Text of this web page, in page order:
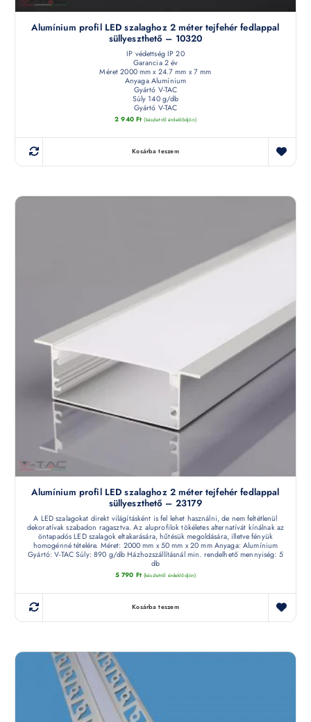
Alumínium profil LED szalaghoz 2 méter tejfehér fedlappal
süllyeszthető – 10320
IP védettség IP 20
Garancia 2 év
Méret 2000 mm x 24.7 mm x 7 mm
Anyaga Alumínium
Gyártó V-TAC
Súly 140 g/db
Gyártó V-TAC
2 940 Ft (készletről érdeklődjön)
Kosárba teszem
Alumínium profil LED szalaghoz 2 méter tejfehér fedlappal
süllyeszthető – 23179
A LED szalagokat direkt világításként is fel lehet használni, de nem feltétlenül
dekoratívak szabadon ragasztva. Az aluprofilok tökéletes alternatívát kínálnak az
öntapadós LED szalagok eltakarására, hűtésük megoldására, illetve fényük
homogénné tételére. Méret: 2000 mm x 50 mm x 20 mm Anyaga: Alumínium
Gyártó: V-TAC Súly: 890 g/db Házhozszállításnál min. rendelhető mennyiség: 5
db
5 790 Ft (készletről érdeklődjön)
Kosárba teszem